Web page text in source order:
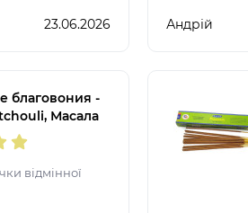
щоб наповнити
23.06.2026 Андрій
благовония -
Масала
відмінної